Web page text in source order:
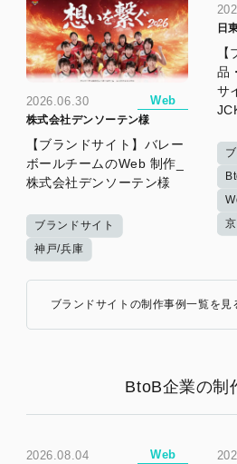
2026.06.30 Web
株式会社デンソーテン様
【ブランドサイト】バレー
ボールチームのWeb 制作_
株式会社デンソーテン様
ブランドサイト
神戸/兵庫
日
品
サ
ブランドサイトの制作事例一覧を見
BtoB企業の制
2026.08.04 Web